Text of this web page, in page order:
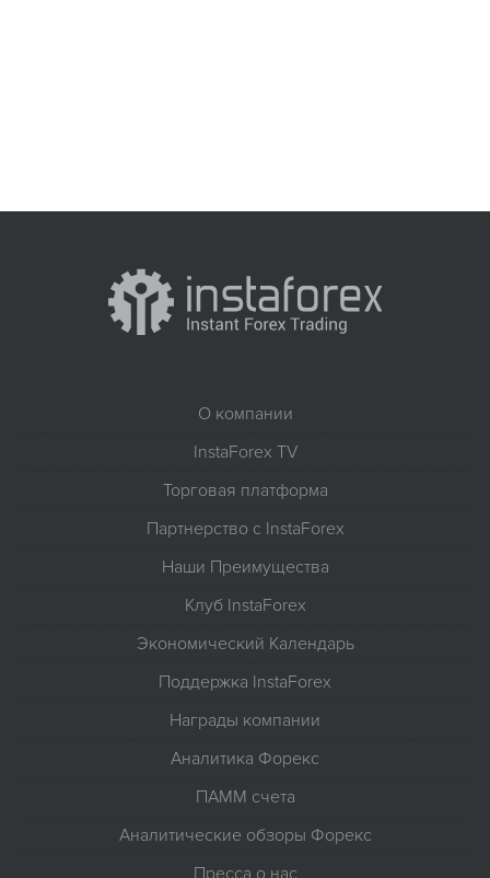
О компании
InstaForex TV
Торговая платформа
Партнерство с InstaForex
Наши Преимущества
Клуб InstaForex
Экономический Календарь
Поддержка InstaForex
Награды компании
Аналитика Форекс
ПАММ счета
Аналитические обзоры Форекс
Пресса о нас